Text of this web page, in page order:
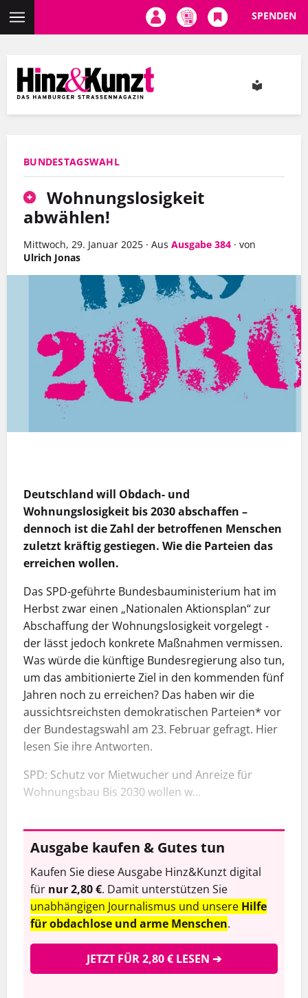
Inhalt
SPENDEN
BUNDESTAGSWAHL
Wohnungslosigkeit
abwählen!
Mittwoch, 29. Januar 2025 · Aus Ausgabe 384 · von
Ulrich Jonas
MEHR INFOS
Deutschland will Obdach- und
Wohnungslosigkeit bis 2030 abschaffen –
dennoch ist die Zahl der betroffenen Menschen
zuletzt kräftig gestiegen. Wie die Parteien das
erreichen wollen.
Das SPD-geführte Bundesbauministerium hat im
Herbst zwar einen „Nationalen Aktionsplan“ zur
Abschaffung der Wohnungslosigkeit vorgelegt -
der lässt jedoch konkrete Maßnahmen vermissen.
Was würde die künftige Bundesregierung also tun,
um das ambitionierte Ziel in den kommenden fünf
Jahren noch zu erreichen? Das haben wir die
aussichtsreichsten demokratischen Parteien* vor
der Bundestagswahl am 23. Februar gefragt. Hier
lesen Sie ihre Antworten.
SPD: Schutz vor Mietwucher und Anreize für
Wohnungsbau Bis 2030 wollen w...
Ausgabe kaufen & Gutes tun
Kaufen Sie diese Ausgabe Hinz&Kunzt digital
für nur 2,80 €. Damit unterstützen Sie
unabhängigen Journalismus und unsere Hilfe
für obdachlose und arme Menschen.
JETZT FÜR 2,80 € LESEN ➔